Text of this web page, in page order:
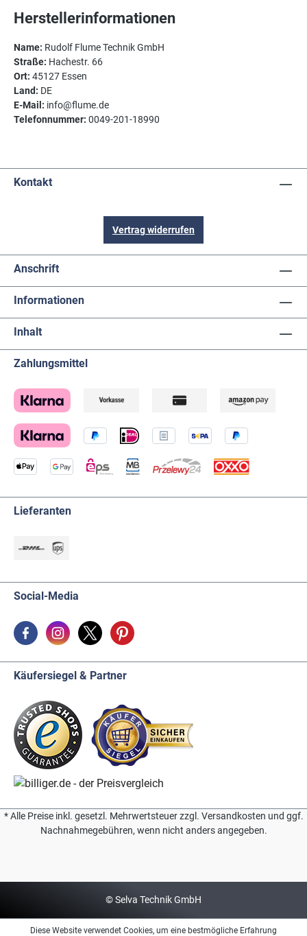
Herstellerinformationen
Name: Rudolf Flume Technik GmbH
Straße: Hachestr. 66
Ort: 45127 Essen
Land: DE
E-Mail: info@flume.de
Telefonnummer: 0049-201-18990
Kontakt
Vertrag widerrufen
Anschrift
Informationen
Inhalt
Zahlungsmittel
Lieferanten
Social-Media
Käufersiegel & Partner
* Alle Preise inkl. gesetzl. Mehrwertsteuer zzgl. Versandkosten und ggf.
Nachnahmegebühren, wenn nicht anders angegeben.
© Selva Technik GmbH
Diese Website verwendet Cookies, um eine bestmögliche Erfahrung